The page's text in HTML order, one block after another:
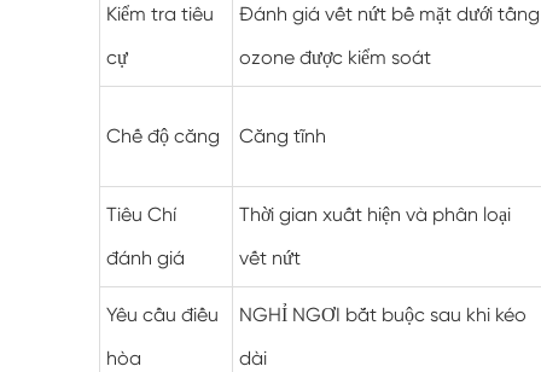
Kiểm tra tiêu
cự
Đánh giá vết nứt bề mặt dưới tầng
ozone được kiểm soát
Chế độ căng Căng tĩnh
Tiêu Chí
đánh giá
Thời gian xuất hiện và phân loại
vết nứt
Yêu cầu điều
hòa
NGHỈ NGƠI bắt buộc sau khi kéo
dài